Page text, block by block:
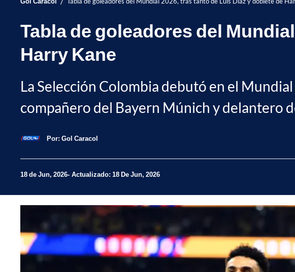
Tabla de goleadores del
Harry Kane
La Selección Colombia debutó en el
compañero del Bayern Múnich y delantero
Por: Gol Caracol
18 de Jun, 2026 Actualizado: 18 De Jun, 2026